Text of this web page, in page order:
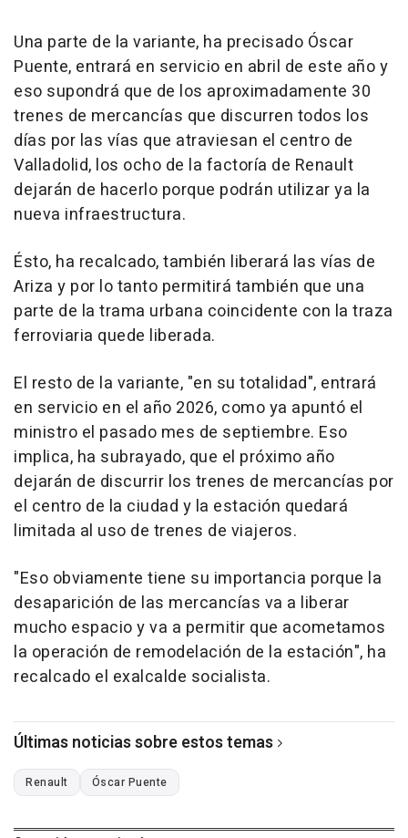
Una parte de la variante, ha precisado Óscar
Puente, entrará en servicio en abril de este año y
eso supondrá que de los aproximadamente 30
trenes de mercancías que discurren todos los
días por las vías que atraviesan el centro de
Valladolid, los ocho de la factoría de Renault
dejarán de hacerlo porque podrán utilizar ya la
nueva infraestructura.
Ésto, ha recalcado, también liberará las vías de
Ariza y por lo tanto permitirá también que una
parte de la trama urbana coincidente con la traza
ferroviaria quede liberada.
El resto de la variante, "en su totalidad", entrará
en servicio en el año 2026, como ya apuntó el
ministro el pasado mes de septiembre. Eso
implica, ha subrayado, que el próximo año
dejarán de discurrir los trenes de mercancías por
el centro de la ciudad y la estación quedará
limitada al uso de trenes de viajeros.
"Eso obviamente tiene su importancia porque la
desaparición de las mercancías va a liberar
mucho espacio y va a permitir que acometamos
la operación de remodelación de la estación", ha
recalcado el exalcalde socialista.
Últimas noticias sobre estos temas
Renault Óscar Puente